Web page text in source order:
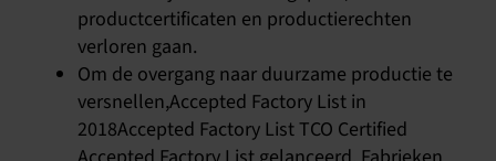
productcertificaten en productierechten
verloren gaan.
Om de overgang naar duurzame productie te
versnellen,Accepted Factory List in
2018Accepted Factory List TCO Certified